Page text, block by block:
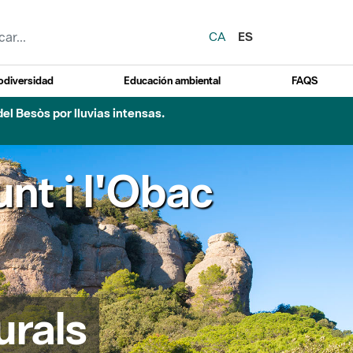
CA ES
Educación ambiental FAQS
Besòs por lluvias intensas.
i l'Obac